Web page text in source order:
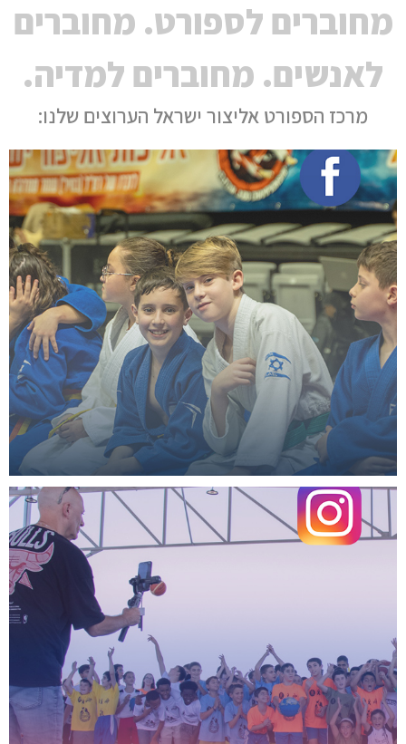
מחוברים לספורט. מחוברים
לאנשים. מחוברים למדיה.
מרכז הספורט אליצור ישראל הערוצים שלנו:
בואו לעקוב!